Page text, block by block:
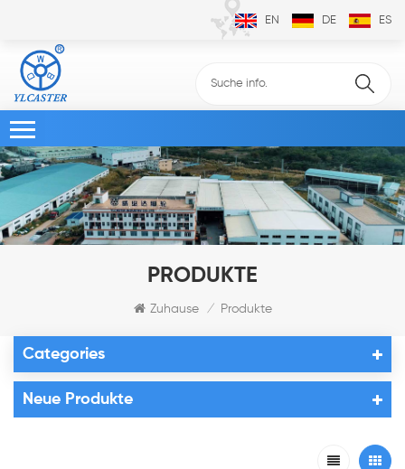
EN DE ES
PRODUKTE
Zuhause / Produkte
Categories
Neue Produkte